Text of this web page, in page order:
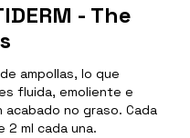
- The
ampollas, lo que
fluida, emoliente e
no graso. Cada
ml cada una.